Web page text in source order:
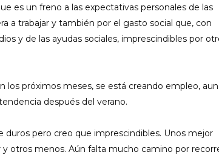
es un freno a las expectativas personales de las
a trabajar y también por el gasto social que, con
y de las ayudas sociales, imprescindibles por
próximos meses, se está creando empleo,
después del verano.
pero creo que imprescindibles. Unos mejor
otros menos. Aún falta mucho camino por